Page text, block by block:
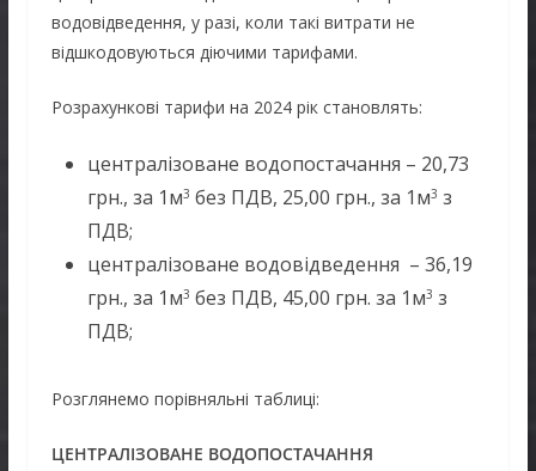
водовідведення, у разі, коли такі витрати не
відшкодовуються діючими тарифами.
Розрахункові тарифи на 2024 рік становлять:
централізоване водопостачання – 20,73
грн., за 1м3 без ПДВ, 25,00 грн., за 1м3 з
ПДВ;
централізоване водовідведення – 36,19
грн., за 1м3 без ПДВ, 45,00 грн. за 1м3 з
ПДВ;
Розглянемо порівняльні таблиці:
ЦЕНТРАЛІЗОВАНЕ ВОДОПОСТАЧАННЯ